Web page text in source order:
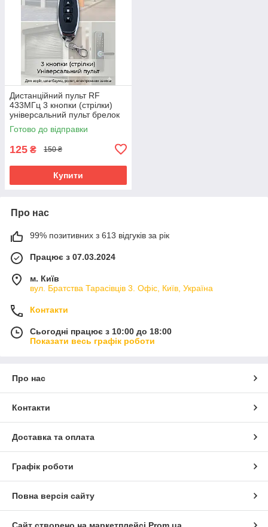
Дистанційний пульт RF
433МГц 3 кнопки (стрілки)
універсальний пульт брелок
для реле коміра, шлагбауму,
ролет, дверей, замків
Готово до відправки
125 ₴ 150 ₴
Купити
Про нас
99% позитивних з 613 відгуків за рік
Працює з 07.03.2024
м. Київ
вул. Братства Тарасівців 3. Офіс, Київ, Україна
Контакти
Сьогодні працює з 10:00 до 18:00
Показати весь графік роботи
Про нас
Контакти
Доставка та оплата
Графік роботи
Повна версія сайту